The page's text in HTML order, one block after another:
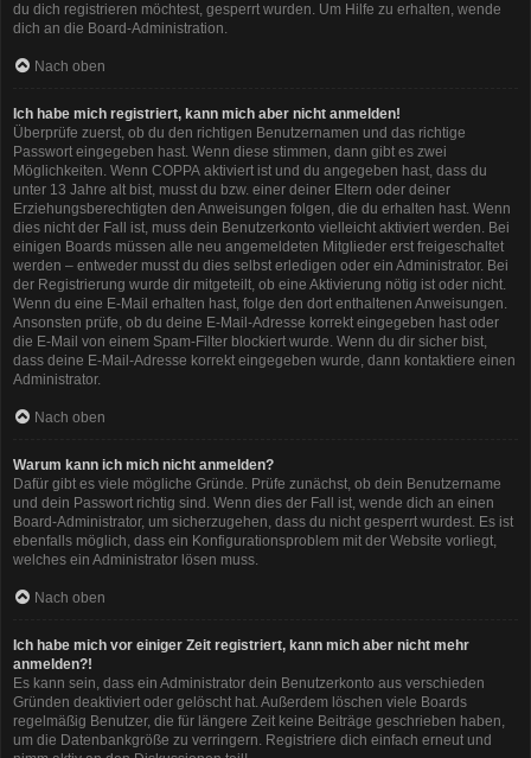
du dich registrieren möchtest, gesperrt wurden. Um Hilfe zu erhalten, wende
dich an die Board-Administration.
Nach oben
Ich habe mich registriert, kann mich aber nicht anmelden!
Überprüfe zuerst, ob du den richtigen Benutzernamen und das richtige
Passwort eingegeben hast. Wenn diese stimmen, dann gibt es zwei
Möglichkeiten. Wenn COPPA aktiviert ist und du angegeben hast, dass du
unter 13 Jahre alt bist, musst du bzw. einer deiner Eltern oder deiner
Erziehungsberechtigten den Anweisungen folgen, die du erhalten hast. Wenn
dies nicht der Fall ist, muss dein Benutzerkonto vielleicht aktiviert werden. Bei
einigen Boards müssen alle neu angemeldeten Mitglieder erst freigeschaltet
werden – entweder musst du dies selbst erledigen oder ein Administrator. Bei
der Registrierung wurde dir mitgeteilt, ob eine Aktivierung nötig ist oder nicht.
Wenn du eine E-Mail erhalten hast, folge den dort enthaltenen Anweisungen.
Ansonsten prüfe, ob du deine E-Mail-Adresse korrekt eingegeben hast oder
die E-Mail von einem Spam-Filter blockiert wurde. Wenn du dir sicher bist,
dass deine E-Mail-Adresse korrekt eingegeben wurde, dann kontaktiere einen
Administrator.
Nach oben
Warum kann ich mich nicht anmelden?
Dafür gibt es viele mögliche Gründe. Prüfe zunächst, ob dein Benutzername
und dein Passwort richtig sind. Wenn dies der Fall ist, wende dich an einen
Board-Administrator, um sicherzugehen, dass du nicht gesperrt wurdest. Es ist
ebenfalls möglich, dass ein Konfigurationsproblem mit der Website vorliegt,
welches ein Administrator lösen muss.
Nach oben
Ich habe mich vor einiger Zeit registriert, kann mich aber nicht mehr
anmelden?!
Es kann sein, dass ein Administrator dein Benutzerkonto aus verschieden
Gründen deaktiviert oder gelöscht hat. Außerdem löschen viele Boards
regelmäßig Benutzer, die für längere Zeit keine Beiträge geschrieben haben,
um die Datenbankgröße zu verringern. Registriere dich einfach erneut und